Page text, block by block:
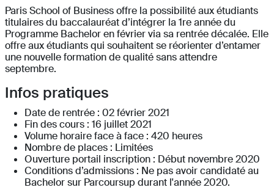
Paris School of Business offre la possibilité aux étudiants
titulaires du baccalauréat d’intégrer la 1re année du
Programme Bachelor en février via sa rentrée décalée. Elle
offre aux étudiants qui souhaitent se réorienter d’entamer
une nouvelle formation de qualité sans attendre
septembre.
Infos pratiques
Date de rentrée : 02 février 2021
Fin des cours : 16 juillet 2021
Volume horaire face à face : 420 heures
Nombre de places : Limitées
Ouverture portail inscription : Début novembre 2020
Conditions d’admissions : Ne pas avoir candidaté au
Bachelor sur Parcoursup durant l'année 2020.